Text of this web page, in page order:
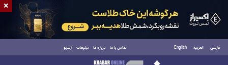
فارسی العربية English تماس با ما درباره ما تبلیغات آرشیو
یکشنبه ۱۸ مرداد ۱۴۰۵
×